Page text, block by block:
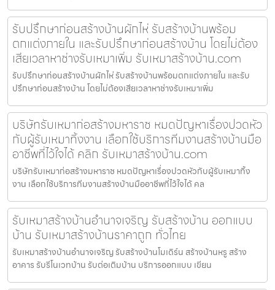
รับปรึกษาก่อนสร้างบ้านผักไห่ รับสร้างบ้านพร้อม
ตกแต่งภายใน และรับปรึกษาก่อนสร้างบ้าน โดยไม่ต้อง
เสียเวลาหาช่างรับเหมาเพิ่ม รับเหมาสร้างบ้าน.com
รับปรึกษาก่อนสร้างบ้านผักไห่ รับสร้างบ้านพร้อมตกแต่งภายใน และรับ
ปรึกษาก่อนสร้างบ้าน โดยไม่ต้องเสียเวลาหาช่างรับเหมาเพิ่ม
บริษัทรับเหมาก่อสร้างมหาราช หมดปัญหาเรื่องปวดหัว
กับผู้รับเหมาทิ้งงาน เลือกใช้บริการทีมงานสร้างบ้านมือ
อาชีพที่ไว้ใจได้ คลิก รับเหมาสร้างบ้าน.com
บริษัทรับเหมาก่อสร้างมหาราช หมดปัญหาเรื่องปวดหัวกับผู้รับเหมาทิ้ง
งาน เลือกใช้บริการทีมงานสร้างบ้านมืออาชีพที่ไว้ใจได้ คล
รับเหมาสร้างบ้านอำนาจเจริญ รับสร้างบ้าน ออกแบบ
บ้าน รับเหมาสร้างบ้านราคาถูก ทั่วไทย
รับเหมาสร้างบ้านอำนาจเจริญ รับสร้างบ้านโมเดิร์น สร้างบ้านหรู สร้าง
อาคาร รับรีโนเวทบ้าน รับต่อเติมบ้าน บริการออกแบบ เขียน